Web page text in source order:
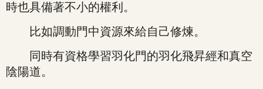
時也具備著不小的權利。
比如調動門中資源來給自己修煉。
同時有資格學習羽化門的羽化飛昇經和真空
陰陽道。